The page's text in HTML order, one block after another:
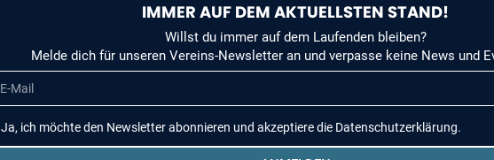
IMMER AUF DEM AKTUELLSTEN STAND!
Willst du immer auf dem Laufenden bleiben?
Melde dich für unseren Vereins-Newsletter an und verpasse keine News und
Ja, ich möchte den Newsletter abonnieren und akzeptiere die Datenschutzerklärung.